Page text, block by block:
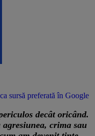
sursă preferată în Google
decât oricând.
crima sau